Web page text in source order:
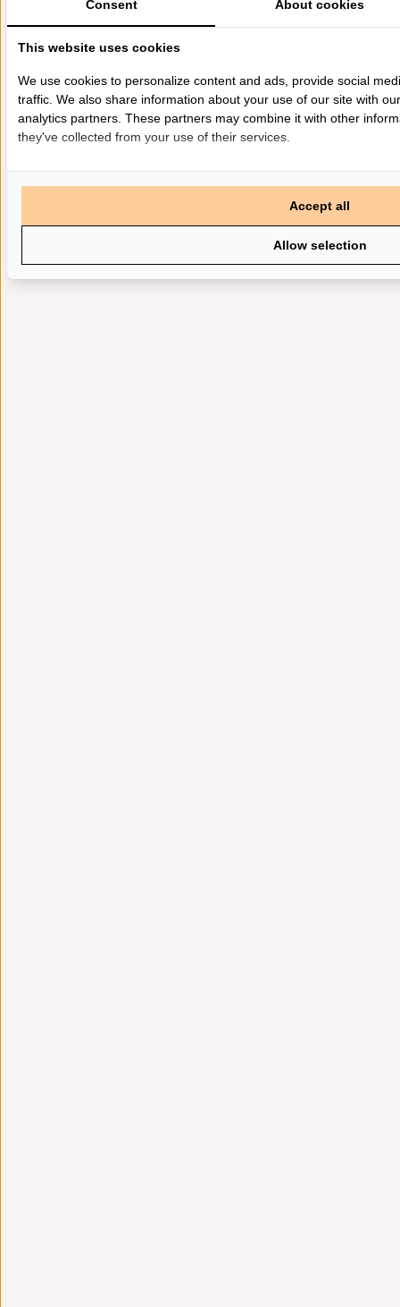
Consent About cookies
This website uses cookies
We use cookies to personalize content and ads, provide social
traffic. We also share information about your use of our site with
analytics partners. These partners may combine it with other
they've collected from your use of their services.
Allow selection
Accept all